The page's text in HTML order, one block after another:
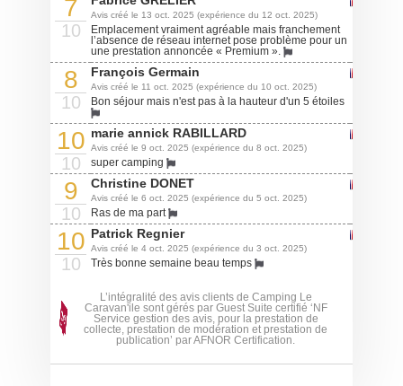
7
10
Avis créé le 13 oct. 2025 (expérience du 12 oct. 2025)
Emplacement vraiment agréable mais franchement
l’absence de réseau internet pose problème pour un
une prestation annoncée « Premium ».
8
10
François Germain
Avis créé le 11 oct. 2025 (expérience du 10 oct. 2025)
Bon séjour mais n'est pas à la hauteur d'un 5 étoiles
10
10
marie annick RABILLARD
Avis créé le 9 oct. 2025 (expérience du 8 oct. 2025)
super camping
9
10
Christine DONET
Avis créé le 6 oct. 2025 (expérience du 5 oct. 2025)
Ras de ma part
10
10
Patrick Regnier
Avis créé le 4 oct. 2025 (expérience du 3 oct. 2025)
Très bonne semaine beau temps
L’intégralité des avis clients de Camping Le
Caravan'ile sont gérés par Guest Suite certifié ‘NF
Service gestion des avis, pour la prestation de
collecte, prestation de modération et prestation de
publication’ par AFNOR Certification.